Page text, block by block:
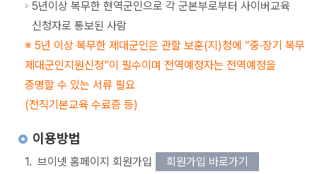
5년이상 복무한 현역군인으로 각 군본부로부터 사이버교육
신청자로 통보된 사람
5년 이상 복무한 제대군인은 관할 보훈(지)청에 “중·장기 복무
제대군인지원신청”이 필수이며 전역예정자는 전역예정을
증명할 수 있는 서류 필요
(전직기본교육 수료증 등)
이용방법
1. 브이넷 홈페이지 회원가입
회원가입 바로가기